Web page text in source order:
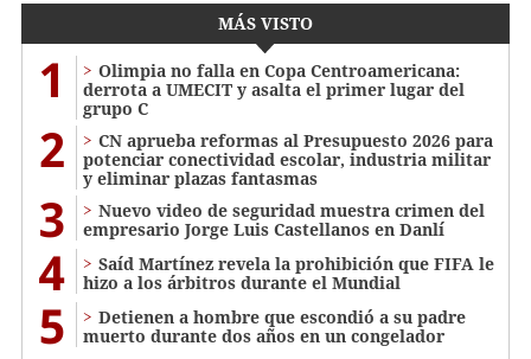
MÁS VISTO
1
Olimpia no falla en Copa Centroamericana:
derrota a UMECIT y asalta el primer lugar del
grupo C
2
CN aprueba reformas al Presupuesto 2026 para
potenciar conectividad escolar, industria militar
y eliminar plazas fantasmas
3
Nuevo video de seguridad muestra crimen del
empresario Jorge Luis Castellanos en Danlí
4
Saíd Martínez revela la prohibición que FIFA le
hizo a los árbitros durante el Mundial
5
Detienen a hombre que escondió a su padre
muerto durante dos años en un congelador